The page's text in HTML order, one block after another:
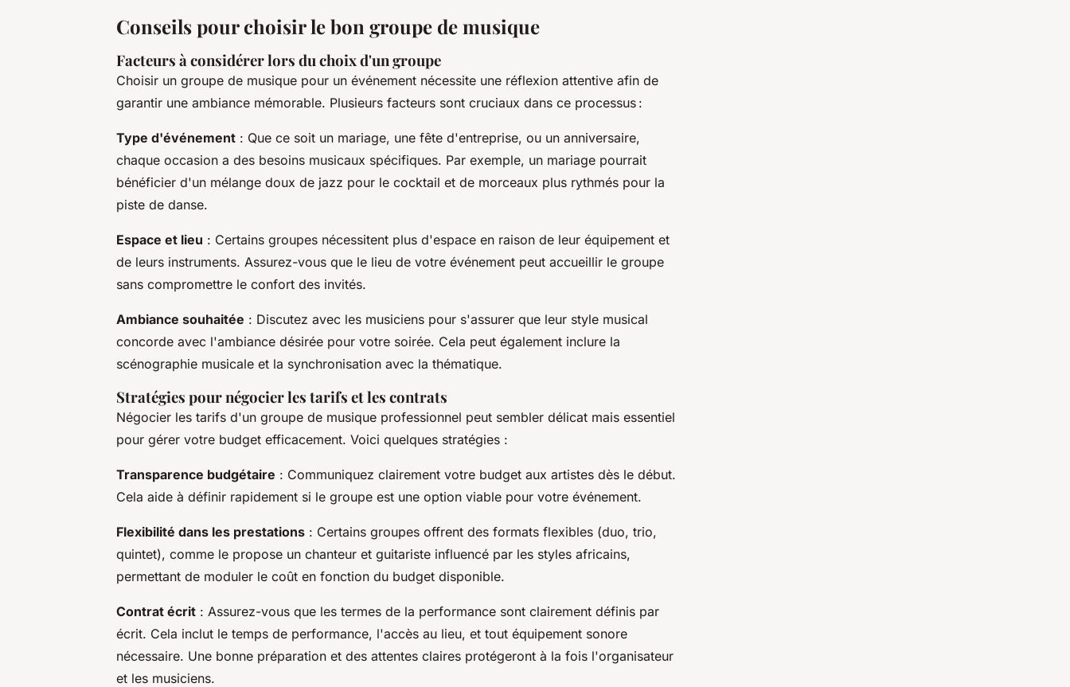
Conseils pour choisir le bon groupe de musique
Facteurs à considérer lors du choix d'un groupe
Choisir un groupe de musique pour un événement nécessite une réflexion attentive afin de
garantir une ambiance mémorable. Plusieurs facteurs sont cruciaux dans ce processus :
Type d'événement : Que ce soit un mariage, une fête d'entreprise, ou un anniversaire,
chaque occasion a des besoins musicaux spécifiques. Par exemple, un mariage pourrait
bénéficier d'un mélange doux de jazz pour le cocktail et de morceaux plus rythmés pour la
piste de danse.
Espace et lieu : Certains groupes nécessitent plus d'espace en raison de leur équipement et
de leurs instruments. Assurez-vous que le lieu de votre événement peut accueillir le groupe
sans compromettre le confort des invités.
Ambiance souhaitée : Discutez avec les musiciens pour s'assurer que leur style musical
concorde avec l'ambiance désirée pour votre soirée. Cela peut également inclure la
scénographie musicale et la synchronisation avec la thématique.
Stratégies pour négocier les tarifs et les contrats
Négocier les tarifs d'un groupe de musique professionnel peut sembler délicat mais essentiel
pour gérer votre budget efficacement. Voici quelques stratégies :
Transparence budgétaire : Communiquez clairement votre budget aux artistes dès le début.
Cela aide à définir rapidement si le groupe est une option viable pour votre événement.
Flexibilité dans les prestations : Certains groupes offrent des formats flexibles (duo, trio,
quintet), comme le propose un chanteur et guitariste influencé par les styles africains,
permettant de moduler le coût en fonction du budget disponible.
Contrat écrit : Assurez-vous que les termes de la performance sont clairement définis par
écrit. Cela inclut le temps de performance, l'accès au lieu, et tout équipement sonore
nécessaire. Une bonne préparation et des attentes claires protégeront à la fois l'organisateur
et les musiciens.